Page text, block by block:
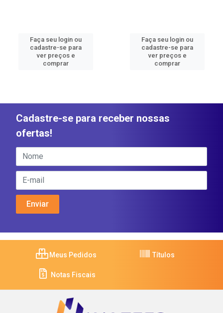
Faça seu login ou
cadastre-se para
ver preços e
comprar
Faça seu login ou
cadastre-se para
ver preços e
comprar
Cadastre-se para receber nossas
ofertas!
Meus Pedidos Títulos
Notas Fiscais